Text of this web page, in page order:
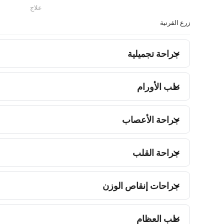
علاج
زرع القرنية
جراحة تجميلية
طب الأورام
جراحة الأعصاب
جراحة القلب
جراحات إنقاص الوزن
طب العظام